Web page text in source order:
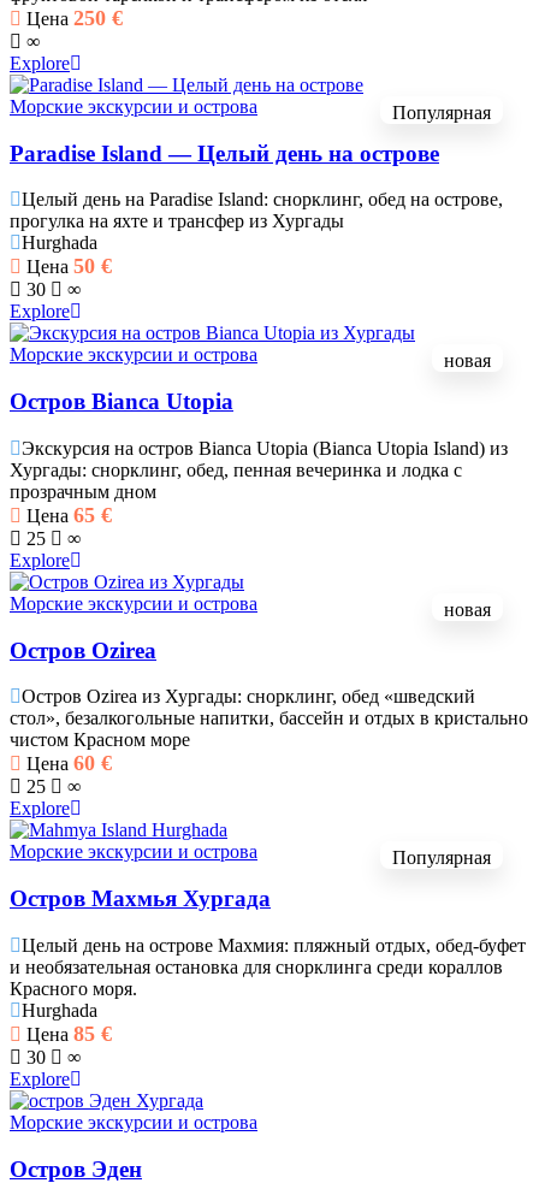
Цена 250 €
∞
Explore
Популярная
Морские экскурсии и острова
Paradise Island — Целый день на острове
Целый день на Paradise Island: снорклинг, обед на острове,
прогулка на яхте и трансфер из Хургады
Hurghada
Цена 50 €
30
∞
Explore
новая
Морские экскурсии и острова
Остров Bianca Utopia
Экскурсия на остров Bianca Utopia (Bianca Utopia Island) из
Хургады: снорклинг, обед, пенная вечеринка и лодка с
прозрачным дном
Цена 65 €
25
∞
Explore
новая
Морские экскурсии и острова
Остров Ozirea
Остров Ozirea из Хургады: снорклинг, обед «шведский
стол», безалкогольные напитки, бассейн и отдых в кристально
чистом Красном море
Цена 60 €
25
∞
Explore
Популярная
Морские экскурсии и острова
Остров Махмья Хургада
Целый день на острове Махмия: пляжный отдых, обед-буфет
и необязательная остановка для снорклинга среди кораллов
Красного моря.
Hurghada
Цена 85 €
30
∞
Explore
Морские экскурсии и острова
Остров Эден